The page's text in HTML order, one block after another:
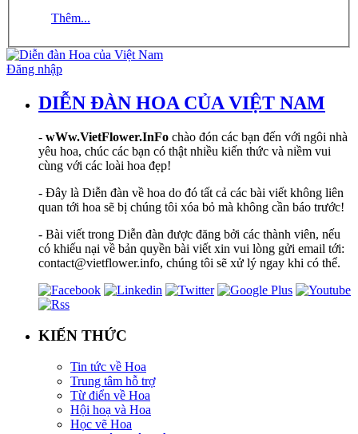
Thêm...
Đăng nhập
DIỄN ĐÀN HOA CỦA VIỆT NAM
- wWw.VietFlower.InFo chào đón các bạn đến với ngôi nhà
yêu hoa, chúc các bạn có thật nhiều kiến thức và niềm vui
cùng với các loài hoa đẹp!
- Đây là Diễn đàn về hoa do đó tất cả các bài viết không liên
quan tới hoa sẽ bị chúng tôi xóa bỏ mà không cần báo trước!
- Bài viết trong Diễn đàn được đăng bởi các thành viên, nếu
có khiếu nại về bản quyền bài viết xin vui lòng gửi email tới:
contact@vietflower.info, chúng tôi sẽ xử lý ngay khi có thể.
KIẾN THỨC
Tin tức về Hoa
Trung tâm hỗ trợ
Từ điển về Hoa
Hội hoạ và Hoa
Học vẽ Hoa